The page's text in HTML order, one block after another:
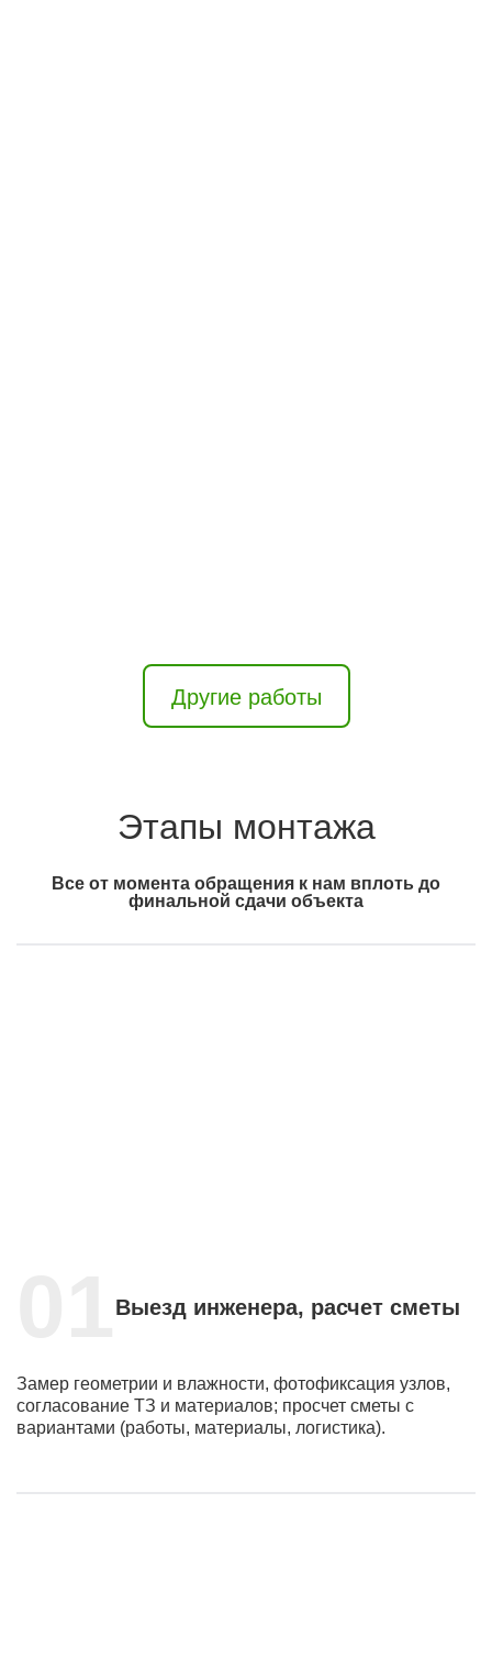
Другие работы
Этапы монтажа
Все от момента обращения к нам вплоть до
финальной сдачи объекта
Выезд инженера, расчет сметы
Замер геометрии и влажности, фотофиксация узлов,
согласование ТЗ и материалов; просчет сметы с
вариантами (работы, материалы, логистика).